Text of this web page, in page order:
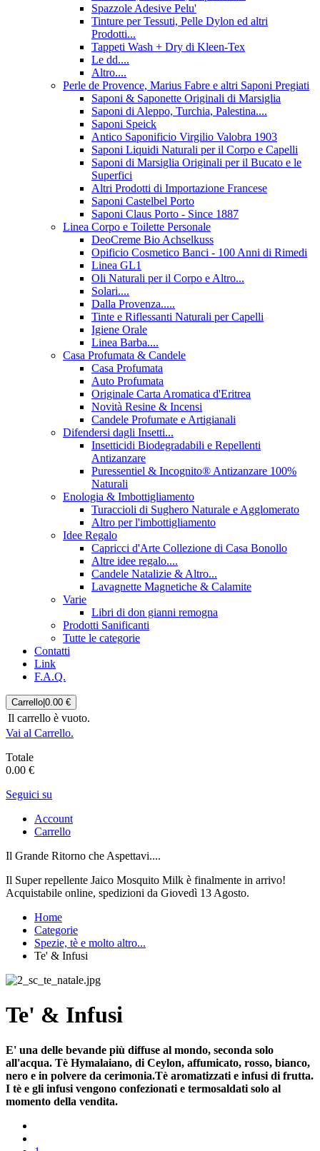
Spazzole Adesive Pelu'
Tinture per Tessuti, Pelle Dylon ed altri
Prodotti...
Tappeti Wash + Dry di Kleen-Tex
Le dd....
Altro....
Perle de Provence, Marius Fabre e altri Saponi Pregiati
Saponi & Saponette Originali di Marsiglia
Saponi di Aleppo, Turchia, Palestina....
Saponi Speick
Antico Saponificio Virgilio Valobra 1903
Saponi Liquidi Naturali per il Corpo e Capelli
Saponi di Marsiglia Originali per il Bucato e le
Superfici
Altri Prodotti di Importazione Francese
Saponi Castelbel Porto
Saponi Claus Porto - Since 1887
Linea Corpo e Toilette Personale
DeoCreme Bio Achselkuss
Opificio Cosmetico Banci - 100 Anni di Rimedi
Linea GL1
Oli Naturali per il Corpo e Altro...
Solari....
Dalla Provenza.....
Tinte e Riflessanti Naturali per Capelli
Igiene Orale
Linea Barba....
Casa Profumata & Candele
Casa Profumata
Auto Profumata
Originale Carta Aromatica d'Eritrea
Novità Resine & Incensi
Candele Profumate e Artigianali
Difendersi dagli Insetti...
Insetticidi Biodegradabili e Repellenti
Antizanzare
Puressentiel & Incognito® Antizanzare 100%
Naturali
Enologia & Imbottigliamento
Turaccioli di Sughero Naturale e Agglomerato
Altro per l'imbottigliamento
Idee Regalo
Capricci d'Arte Collezione di Casa Bonollo
Altre idee regalo....
Candele Natalizie & Altro...
Lavagnette Magnetiche & Calamite
Varie
Libri di don gianni remogna
Prodotti Sanificanti
Tutte le categorie
Contatti
Link
F.A.Q.
Carrello 0.00 €
Il carrello è vuoto.
Vai al Carrello.
Totale
0.00 €
Seguici su
Account
Carrello
Il Grande Ritorno che Aspettavi....
Il Super repellente Jaico Mosquito Milk è finalmente in arrivo!
Acquistabile online, spedizioni da Giovedì 13 Agosto.
Home
Categorie
Spezie, tè e molto altro...
Te' & Infusi
Te' & Infusi
E' una delle bevande più diffuse al mondo, seconda solo
all'acqua. Tè Hymalaiano, di Ceylon, affumicato, rosso, bianco,
nero e in polvere da cerimonia.Tè aromatizzati e infusi di frutta.
I tè e gli infusi vengono confezionati e termosaldati solo al
momento della vendita.